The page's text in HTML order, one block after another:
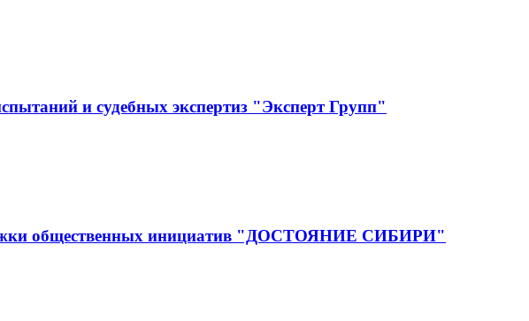
и судебных экспертиз "Эксперт Групп"
общественных инициатив "ДОСТОЯНИЕ СИБИРИ"